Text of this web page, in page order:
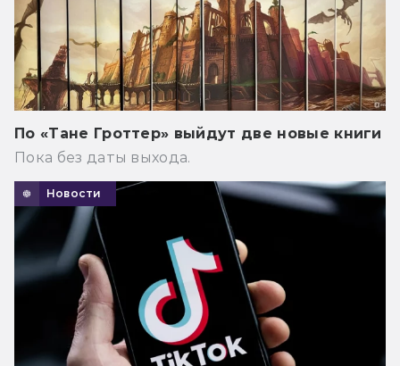
По «Тане Гроттер» выйдут две новые книги
Пока без даты выхода.
Новости